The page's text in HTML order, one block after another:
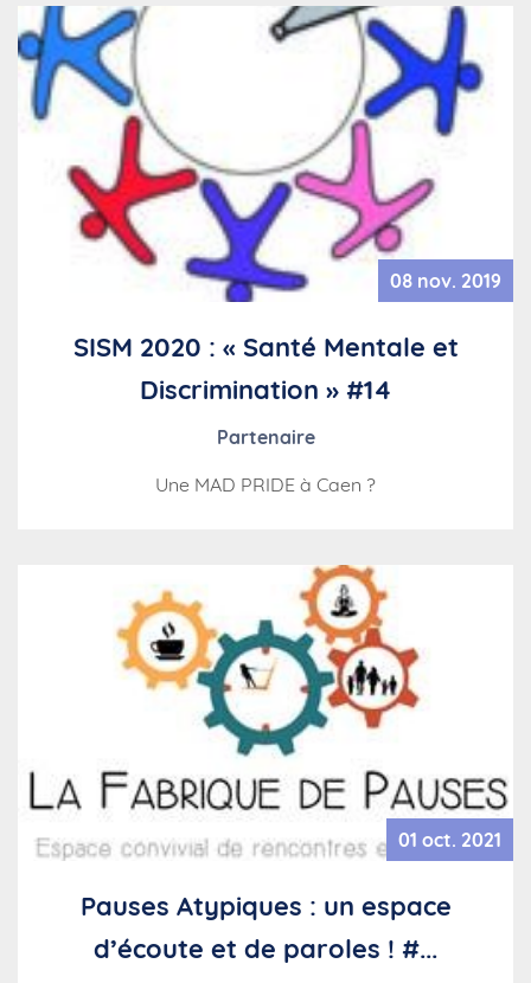
08 nov. 2019
SISM 2020 : « Santé Mentale et
Discrimination » #14
Partenaire
Une MAD PRIDE à Caen ?
01 oct. 2021
Pauses Atypiques : un espace
d’écoute et de paroles ! #...